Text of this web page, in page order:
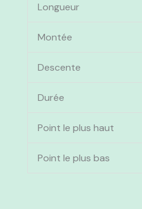
Longueur
Montée
Descente
Durée
Point le plus haut
Point le plus bas